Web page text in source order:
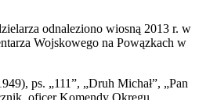
odnaleziono wiosną 2013 r. w
Wojskowego na Powązkach w
ps. „111”, „Druh Michał”, „Pan